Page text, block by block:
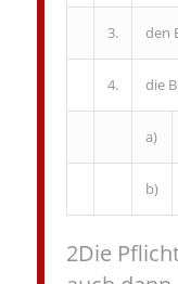
3. den
4. die
a)
b)
2Die